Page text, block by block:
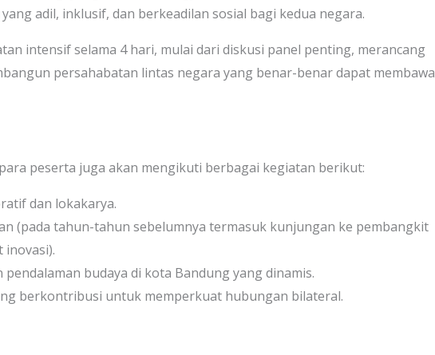
adil, inklusif, dan berkeadilan sosial bagi kedua negara.
intensif selama 4 hari, mulai dari diskusi panel penting, merancang
persahabatan lintas negara yang benar-benar dapat membawa
peserta juga akan mengikuti berbagai kegiatan berikut:
dan lokakarya.
(pada tahun-tahun sebelumnya termasuk kunjungan ke pembangkit
budaya di kota Bandung yang dinamis.
berkontribusi untuk memperkuat hubungan bilateral.